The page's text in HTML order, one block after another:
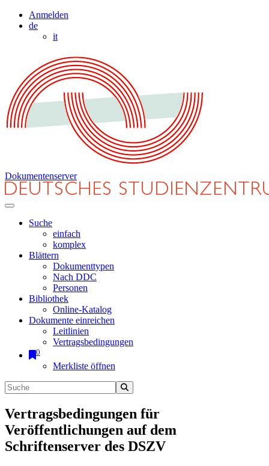
Anmelden
de
it
Dokumentenserver
Suche
einfach
komplex
Blättern
Dokumenttypen
Nach DDC
Personen
Bibliothek
Online-Katalog
Dokumente einreichen
Leitlinien
Vertragsbedingungen
0
Merkliste öffnen
Vertragsbedingungen für
Veröffentlichungen auf dem
Schriftenserver des DSZV